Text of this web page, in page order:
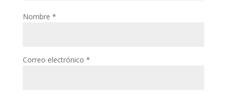
Nombre *
Correo electrónico *